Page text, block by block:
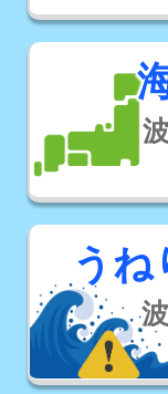
うね